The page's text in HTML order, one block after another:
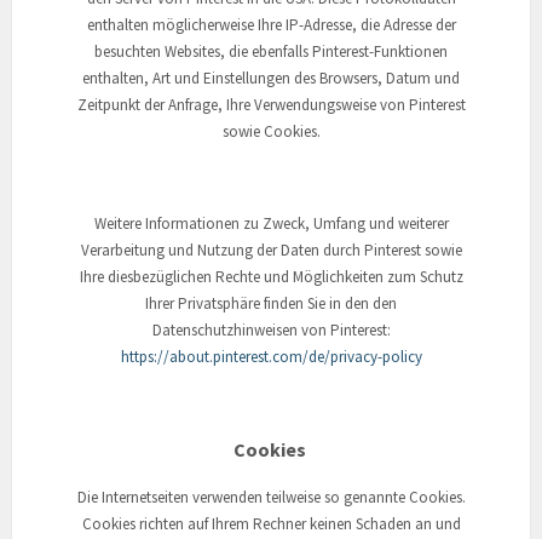
enthalten möglicherweise Ihre IP-Adresse, die Adresse der
besuchten Websites, die ebenfalls Pinterest-Funktionen
enthalten, Art und Einstellungen des Browsers, Datum und
Zeitpunkt der Anfrage, Ihre Verwendungsweise von Pinterest
sowie Cookies.
Weitere Informationen zu Zweck, Umfang und weiterer
Verarbeitung und Nutzung der Daten durch Pinterest sowie
Ihre diesbezüglichen Rechte und Möglichkeiten zum Schutz
Ihrer Privatsphäre finden Sie in den den
Datenschutzhinweisen von Pinterest:
https://about.pinterest.com/de/privacy-policy
Cookies
Die Internetseiten verwenden teilweise so genannte Cookies.
Cookies richten auf Ihrem Rechner keinen Schaden an und